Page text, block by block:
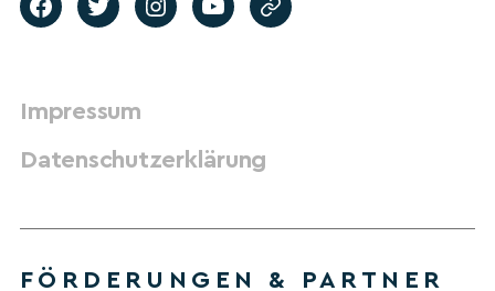
Impressum
Datenschutzerklärung
FÖRDERUNGEN & PARTNER